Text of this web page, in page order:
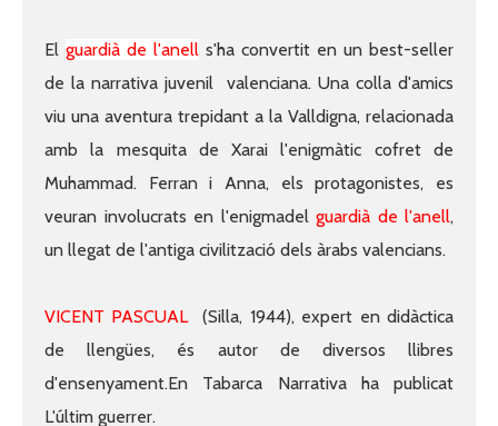
El guardià de l'anell s'ha convertit en un best-seller
de la narrativa juvenil valenciana. Una colla d'amics
viu una aventura trepidant a la Valldigna, relacionada
amb la mesquita de Xarai l'enigmàtic cofret de
Muhammad. Ferran i Anna, els protagonistes, es
veuran involucrats en l'enigmadel guardià de l'anell,
un llegat de l'antiga civilització dels àrabs valencians.
VICENT PASCUAL(Silla, 1944), expert en didàctica
de llengües, és autor de diversos llibres
d'ensenyament.En Tabarca Narrativa ha publicat
L'últim guerrer.